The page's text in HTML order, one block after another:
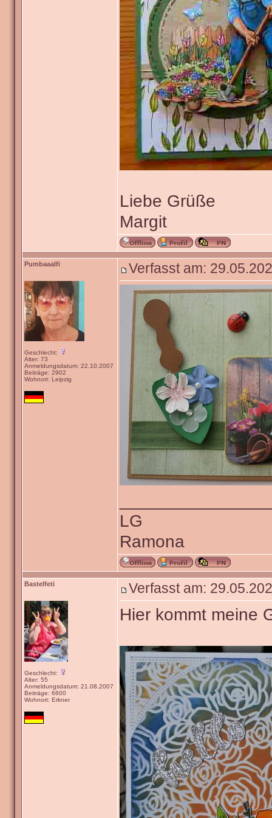
Liebe Grüße
Margit
Pumbaaalfi
Geschlecht:
Alter: 73
Anmeldungsdatum: 22.10.2007
Beiträge: 2902
Wohnort: Leipzig
Verfasst am:
LG
Ramona
Bastelfeti
Geschlecht:
Alter: 55
Anmeldungsdatum: 21.08.2007
Beiträge: 6600
Wohnort: Erkner
Verfasst am:
Hier kommt meine